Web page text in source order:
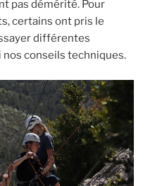
pas démérité. Pour
certains ont pris le
différentes
nos conseils techniques.